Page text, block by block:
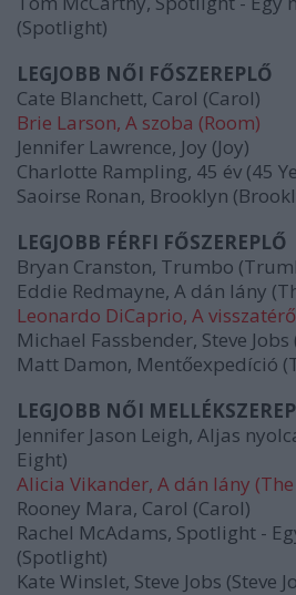
(Spotlight)
LEGJOBB NŐI FŐSZEREPLŐ
Cate Blanchett, Carol (Carol)
Brie Larson, A szoba (Room)
Jennifer Lawrence, Joy (Joy)
Charlotte Rampling, 45 év (45
Saoirse Ronan, Brooklyn
LEGJOBB FÉRFI FŐSZEREPLŐ
Bryan Cranston, Trumbo
Eddie Redmayne, A dán lány
Leonardo DiCaprio, A
Michael Fassbender, Steve Jobs
Matt Damon, Mentőexpedíció
LEGJOBB NŐI
Jennifer Jason Leigh, Aljas
Eight)
Alicia Vikander, A dán lány
Rooney Mara, Carol (Carol)
Rachel McAdams, Spotlight -
(Spotlight)
Kate Winslet, Steve Jobs (Steve